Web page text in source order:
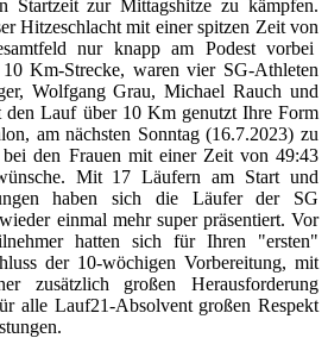
Startzeit zur Mittagshitze zu kämpfen.
Hitzeschlacht mit einer spitzen Zeit von
nur knapp am Podest vorbei
Km-Strecke, waren vier SG-Athleten
Wolfgang Grau, Michael Rauch und
den Lauf über 10 Km genutzt Ihre Form
am nächsten Sonntag (16.7.2023) zu
den Frauen mit einer Zeit von 49:43
Mit 17 Läufern am Start und
haben sich die Läufer der SG
einmal mehr super präsentiert. Vor
hatten sich für Ihren "ersten"
der 10-wöchigen Vorbereitung, mit
zusätzlich großen Herausforderung
alle Lauf21-Absolvent großen Respekt